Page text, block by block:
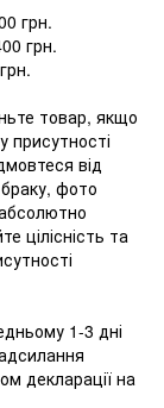
грн.
грн.
товар, якщо
присутності
від
фото
цілісність та
1-3 дні
декларації на